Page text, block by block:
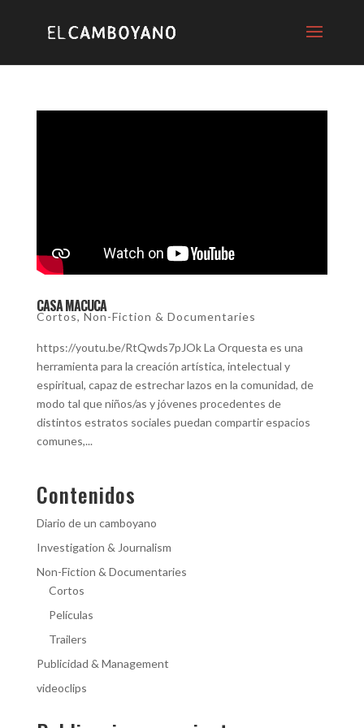
CASA MACUCA
Cortos, Non-Fiction & Documentaries
https://youtu.be/RtQwds7pJOk La Orquesta es una
herramienta para la creación artística, intelectual y
espiritual, capaz de estrechar lazos en la comunidad, de
modo tal que niños/as y jóvenes procedentes de
distintos estratos sociales puedan compartir espacios
comunes,...
Contenidos
Diario de un camboyano
Investigation & Journalism
Non-Fiction & Documentaries
Cortos
Películas
Trailers
Publicidad & Management
videoclips